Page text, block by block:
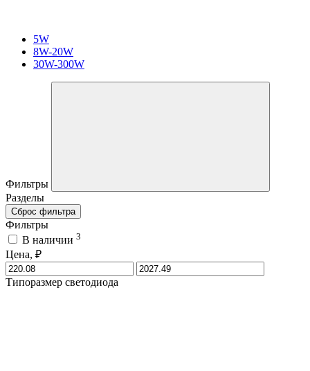
5W
8W-20W
30W-300W
Фильтры
Разделы
Сброс фильтра
Фильтры
В наличии 3
Цена, ₽
Типоразмер светодиода